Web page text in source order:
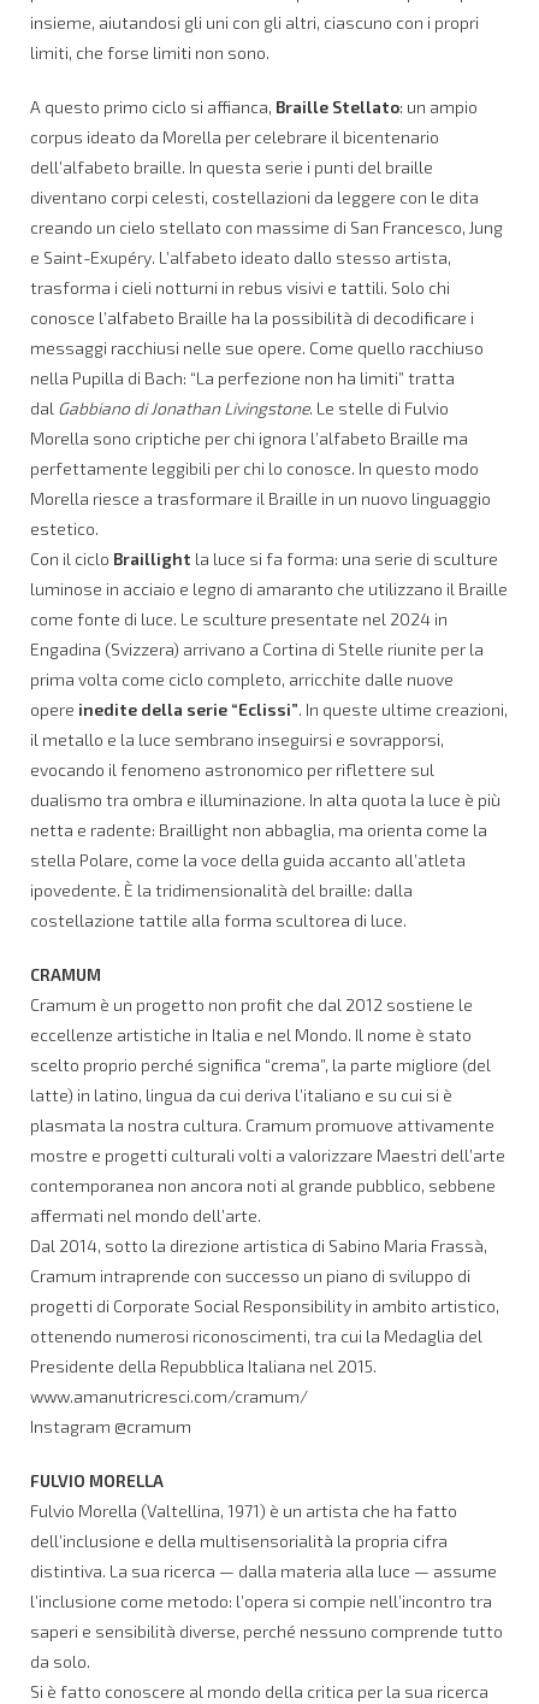
insieme, aiutandosi gli uni con gli altri, ciascuno con i propri
limiti, che forse limiti non sono.
A questo primo ciclo si affianca, Braille Stellato: un ampio
corpus ideato da Morella per celebrare il bicentenario
dell’alfabeto braille. In questa serie i punti del braille
diventano corpi celesti, costellazioni da leggere con le dita
creando un cielo stellato con massime di San Francesco, Jung
e Saint-Exupéry. L’alfabeto ideato dallo stesso artista,
trasforma i cieli notturni in rebus visivi e tattili. Solo chi
conosce l’alfabeto Braille ha la possibilità di decodificare i
messaggi racchiusi nelle sue opere. Come quello racchiuso
nella Pupilla di Bach: “La perfezione non ha limiti” tratta
dal Gabbiano di Jonathan Livingstone. Le stelle di Fulvio
Morella sono criptiche per chi ignora l’alfabeto Braille ma
perfettamente leggibili per chi lo conosce. In questo modo
Morella riesce a trasformare il Braille in un nuovo linguaggio
estetico.
Con il ciclo Braillight la luce si fa forma: una serie di sculture
luminose in acciaio e legno di amaranto che utilizzano il Braille
come fonte di luce. Le sculture presentate nel 2024 in
Engadina (Svizzera) arrivano a Cortina di Stelle riunite per la
prima volta come ciclo completo, arricchite dalle nuove
opere inedite della serie “Eclissi”. In queste ultime creazioni,
il metallo e la luce sembrano inseguirsi e sovrapporsi,
evocando il fenomeno astronomico per riflettere sul
dualismo tra ombra e illuminazione. In alta quota la luce è più
netta e radente: Braillight non abbaglia, ma orienta come la
stella Polare, come la voce della guida accanto all’atleta
ipovedente. È la tridimensionalità del braille: dalla
costellazione tattile alla forma scultorea di luce.
CRAMUM
Cramum è un progetto non profit che dal 2012 sostiene le
eccellenze artistiche in Italia e nel Mondo. Il nome è stato
scelto proprio perché significa “crema”, la parte migliore (del
latte) in latino, lingua da cui deriva l’italiano e su cui si è
plasmata la nostra cultura. Cramum promuove attivamente
mostre e progetti culturali volti a valorizzare Maestri dell’arte
contemporanea non ancora noti al grande pubblico, sebbene
affermati nel mondo dell’arte.
Dal 2014, sotto la direzione artistica di Sabino Maria Frassà,
Cramum intraprende con successo un piano di sviluppo di
progetti di Corporate Social Responsibility in ambito artistico,
ottenendo numerosi riconoscimenti, tra cui la Medaglia del
Presidente della Repubblica Italiana nel 2015.
www.amanutricresci.com/cramum/
Instagram @cramum
FULVIO MORELLA
Fulvio Morella (Valtellina, 1971) è un artista che ha fatto
dell’inclusione e della multisensorialità la propria cifra
distintiva. La sua ricerca — dalla materia alla luce — assume
l’inclusione come metodo: l’opera si compie nell’incontro tra
saperi e sensibilità diverse, perché nessuno comprende tutto
da solo.
Si è fatto conoscere al mondo della critica per la sua ricerca